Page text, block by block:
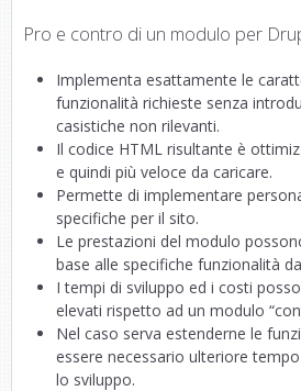
Pro e contro di un modulo per
Implementa esattamente le
funzionalità richieste senza
casistiche non rilevanti.
Il codice HTML risultante è
e quindi più veloce da caricare.
Permette di implementare
specifiche per il sito.
Le prestazioni del modulo
base alle specifiche funzionalità
I tempi di sviluppo ed i costi
elevati rispetto ad un modulo
Nel caso serva estenderne le
essere necessario ulteriore
lo sviluppo.